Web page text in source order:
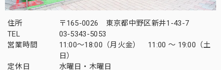
住所
〒165-0026 東京都中野区新井1-43-7
TEL
03-5343-5053
営業時間
11:00～18:00（月火金） 11:00 ～ 19:00（土
日）
定休日
水曜日・木曜日